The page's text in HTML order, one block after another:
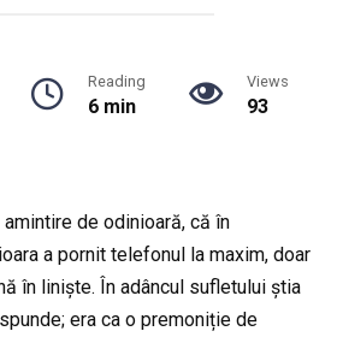
Reading
6 min
Views
93
de odinioară, că în
a pornit telefonul la maxim, doar
în liniște. În adâncul sufletului știa
era ca o premoniție de